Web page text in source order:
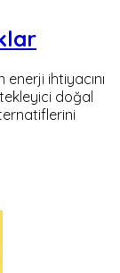
ihtiyacını
doğal